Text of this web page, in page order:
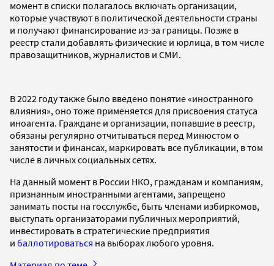
момент в списки полагалось включать организации,
которые участвуют в политической деятельности страны
и получают финансирование из-за границы. Позже в
реестр стали добавлять физические и юрлица, в том числе
правозащитников, журналистов и СМИ.
В 2022 году также было введено понятие «иностранного
влияния», оно тоже применяется для присвоения статуса
иноагента. Граждане и организации, попавшие в реестр,
обязаны регулярно отчитываться перед Минюстом о
занятости и финансах, маркировать все публикации, в том
числе в личных социальных сетях.
На данный момент в России НКО, гражданам и компаниям,
признанным иностранными агентами, запрещено
занимать посты на госслужбе, быть членами избиркомов,
выступать организаторами публичных мероприятий,
инвестировать в стратегические предприятия
и баллотироваться на выборах любого уровня.